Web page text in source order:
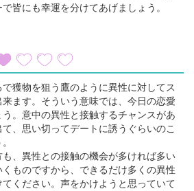
皆にも幸運を分けてあげましょう。
獲物を狙う鷹のように異性に対してス
来ます。そういう意味では、今日の恋愛
。意中の異性と接触するチャンスがあ
、思い切ってデートに誘うぐらいのこ
、異性との接触の機会が多ければ多い
ものですから、できるだけ多くの異性
ください。声をかけようと思っていて